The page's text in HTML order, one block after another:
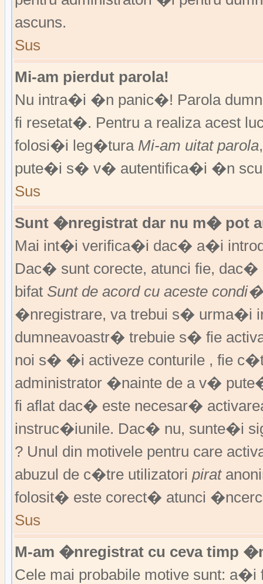
ascuns.
Sus
Mi-am pierdut parola!
Nu intra�i �n panic�! Parola
fi resetat�. Pentru a realiza acest
folosi�i leg�tura Mi-am uitat parola
pute�i s� v� autentifica�i �n
Sus
Sunt �nregistrat dar nu m� pot
Mai int�i verifica�i dac� a�i
Dac� sunt corecte, atunci fie,
bifat Sunt de acord cu aceste
�nregistrare, va trebui s� urma�i
dumneavoastr� trebuie s� fie
noi s� �i activeze conturile , fie
administrator �nainte de a v�
fi aflat dac� este necesar�
instruc�iunile. Dac� nu, sunte�i
? Unul din motivele pentru care
abuzul de c�tre utilizatori pirat
folosit� este corect� atunci
Sus
M-am �nregistrat cu ceva timp
Cele mai probabile motive sunt: a�i